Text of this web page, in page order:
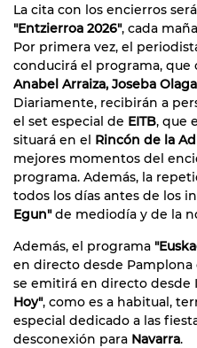
La cita con los encierros
"Entzierroa 2026", cada
Por primera vez, el
conducirá el programa,
Anabel Arraiza, Joseba
Diariamente, recibirán a
el set especial de EITB, que
situará en el Rincón de la
mejores momentos del
programa. Además, la
todos los días antes de los
Egun"de mediodía y de la
Además, el programa
en directo desde Pamplona
se emitirá en directo desde
Hoy", como es a habitual,
especial dedicado a las
desconexión para Navarra.